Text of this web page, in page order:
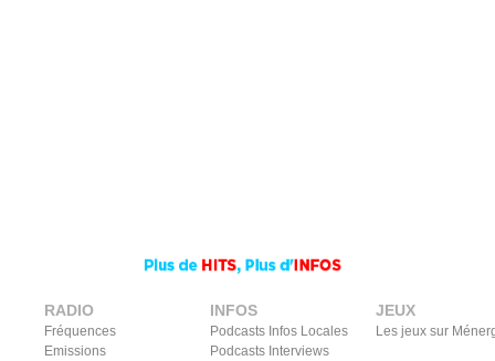
RADIO
Fréquences
Emissions
INFOS
Podcasts Infos Locales
Podcasts Interviews
JEUX
Les jeux sur